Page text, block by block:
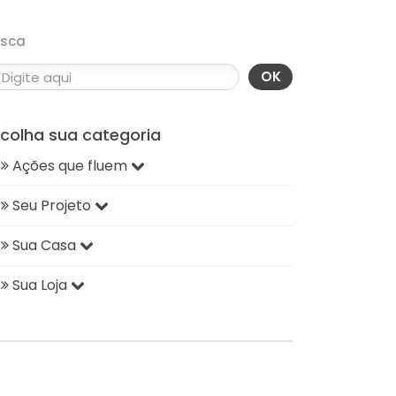
OK
sua categoria
Ações que fluem
Seu Projeto
Sua Casa
Sua Loja